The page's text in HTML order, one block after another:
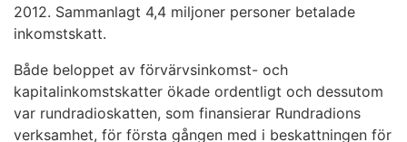
2012. Sammanlagt 4,4 miljoner personer betalade
inkomstskatt.
Både beloppet av förvärvsinkomst- och
kapitalinkomstskatter ökade ordentligt och dessutom
var rundradioskatten, som finansierar Rundradions
verksamhet, för första gången med i beskattningen för